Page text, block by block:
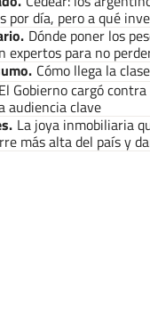
por día, pero a qué
. Dónde poner los
expertos para no
. Cómo llega la
El Gobierno cargó
audiencia clave
. La joya inmobiliaria
más alta del país y